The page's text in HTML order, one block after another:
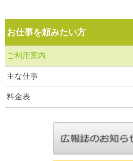
お仕事を頼みたい方
ご利用案内
主な仕事
料金表